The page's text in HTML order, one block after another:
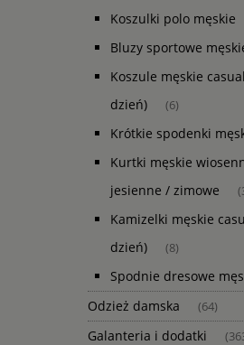
Koszulki polo męskie
Bluzy sportowe
Koszule męskie
dzień)
(6)
Krótkie spodenki
Kurtki męskie
jesienne / zimowe
Kamizelki męskie
dzień)
(8)
Spodnie dresowe
Odzież damska (64)
Galanteria i dodatki